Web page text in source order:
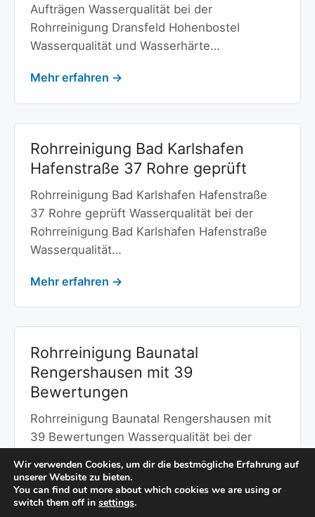
Aufträgen Wasserqualität bei der
Rohrreinigung Dransfeld Hohenbostel
Wasserqualität und Wasserhärte…
Mehr erfahren →
Rohrreinigung Bad Karlshafen
Hafenstraße 37 Rohre geprüft
Rohrreinigung Bad Karlshafen Hafenstraße
37 Rohre geprüft Wasserqualität bei der
Rohrreinigung Bad Karlshafen Hafenstraße
Wasserqualität…
Mehr erfahren →
Rohrreinigung Baunatal
Rengershausen mit 39
Bewertungen
Rohrreinigung Baunatal Rengershausen mit
39 Bewertungen Wasserqualität bei der
Wasserqualität und Wasserhärte…
Mehr erfahren →
Wir verwenden Cookies, um dir die bestmögliche Erfahrung auf
unserer Website zu bieten.
You can find out more about which cookies we are using or
switch them off in settings.